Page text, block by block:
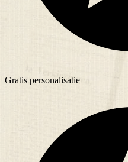
Gratis personalisatie